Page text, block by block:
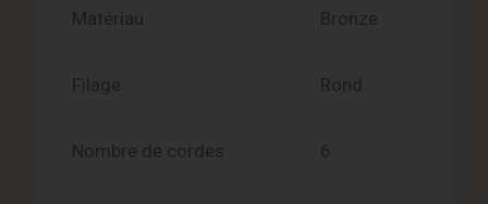
Matériau Bronze
Filage Rond
Nombre de cordes 6